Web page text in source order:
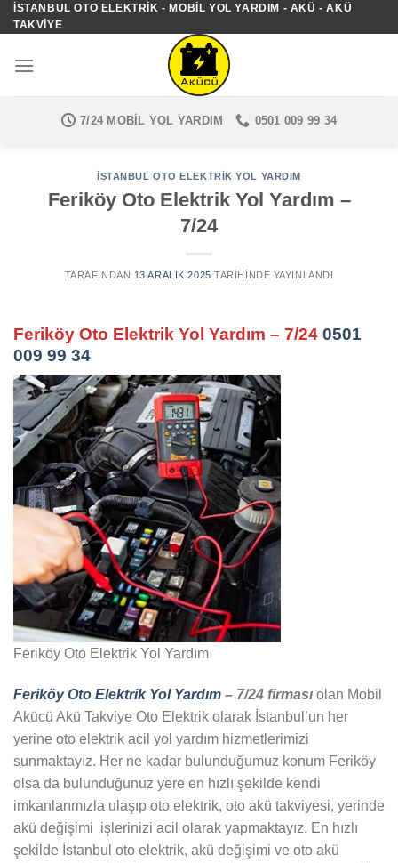
İçeriğe
atla
İSTANBUL OTO ELEKTRIK - MOBIL YOL YARDIM - AKÜ - AKÜ
TAKVIYE
7/24 MOBIL YOL YARDIM 0501 009 99 34
İSTANBUL OTO ELEKTRIK YOL YARDIM
Feriköy Oto Elektrik Yol Yardım –
7/24
TARAFINDAN 13 ARALIK 2025 TARIHINDE YAYINLANDI
Feriköy Oto Elektrik Yol Yardım – 7/24 0501
009 99 34
Feriköy Oto Elektrik Yol Yardım
Feriköy Oto Elektrik Yol Yardım – 7/24 firması olan Mobil
Akücü Akü Takviye Oto Elektrik olarak İstanbul’un her
yerine oto elektrik acil yol yardım hizmetlerimizi
sunmaktayız. Her ne kadar bulunduğumuz konum Feriköy
olsa da bulunduğunuz yere en hızlı şekilde kendi
imkanlarımızla ulaşıp oto elektrik, oto akü takviyesi, yerinde
akü değişimi işlerinizi acil olarak yapmaktayız. En hızlı
şekilde İstanbul oto elektrik, akü değişimi ve oto akü